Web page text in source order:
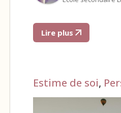
Lire plus
Estime de soi,